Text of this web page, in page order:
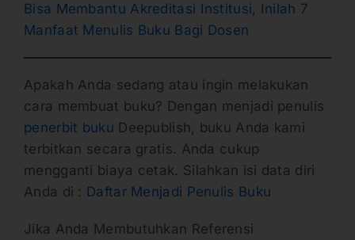
Bisa Membantu Akreditasi Institusi, Inilah 7
Manfaat Menulis Buku Bagi Dosen
Apakah Anda sedang atau ingin melakukan
cara membuat buku? Dengan menjadi penulis
penerbit buku Deepublish, buku Anda kami
terbitkan secara gratis. Anda cukup
mengganti biaya cetak. Silahkan isi data diri
Anda di : Daftar Menjadi Penulis Buku
Jika Anda Membutuhkan Referensi